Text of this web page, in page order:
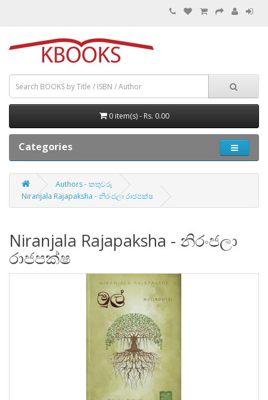
0 item(s) - Rs. 0.00
Categories
Authors - කතුවරු
Niranjala Rajapaksha - නිරංජලා රාජපක්ෂ
Niranjala Rajapaksha - නිරංජලා
රාජපක්ෂ